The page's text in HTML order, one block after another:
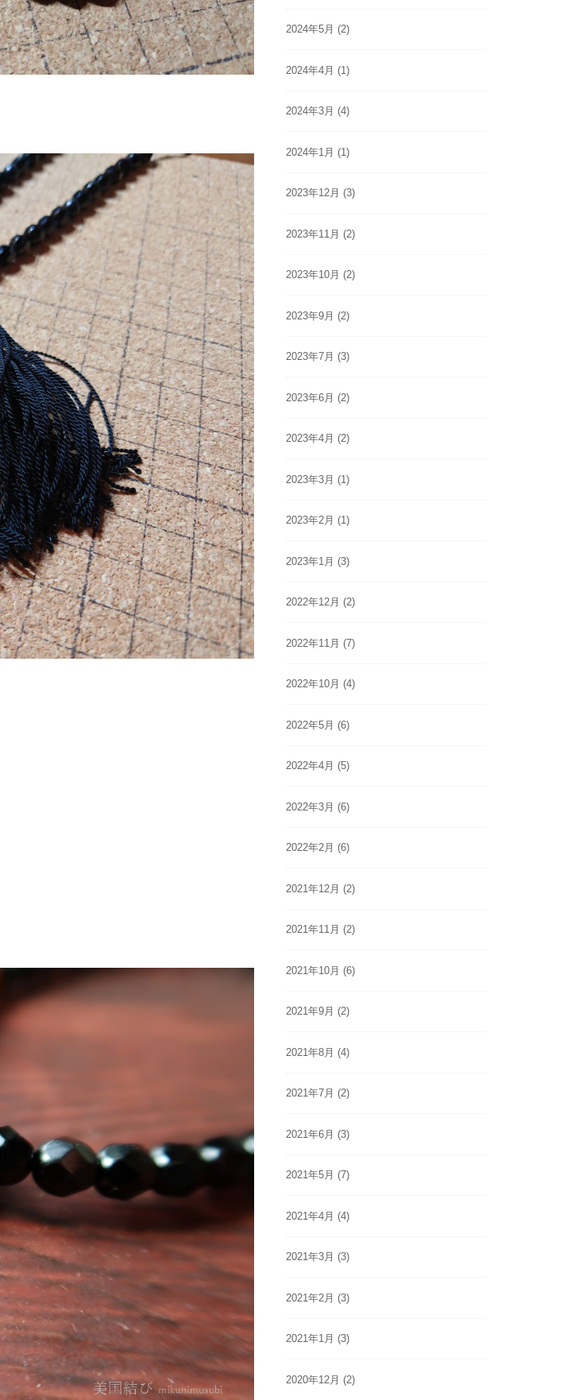
2024年5月 (2)
2024年4月 (1)
2024年3月 (4)
2024年1月 (1)
2023年12月 (3)
2023年11月 (2)
2023年10月 (2)
2023年9月 (2)
2023年7月 (3)
2023年6月 (2)
2023年4月 (2)
2023年3月 (1)
2023年2月 (1)
2023年1月 (3)
2022年12月 (2)
2022年11月 (7)
2022年10月 (4)
2022年5月 (6)
2022年4月 (5)
2022年3月 (6)
2022年2月 (6)
2021年12月 (2)
2021年11月 (2)
2021年10月 (6)
2021年9月 (2)
2021年8月 (4)
2021年7月 (2)
2021年6月 (3)
2021年5月 (7)
2021年4月 (4)
2021年3月 (3)
2021年2月 (3)
2021年1月 (3)
2020年12月 (2)